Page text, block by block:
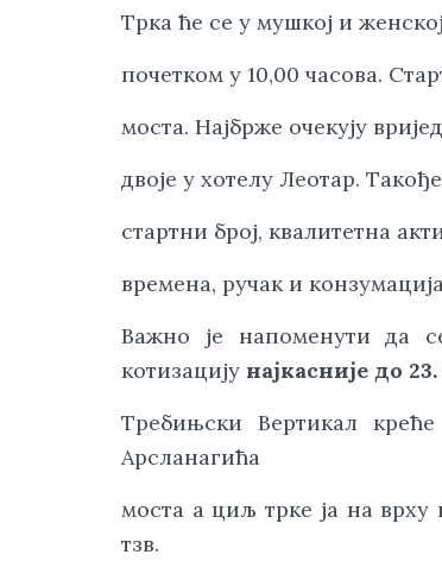
Трка ће се у мушкој и
почетком у 10,00 часова.
моста. Најбрже очекују
двоје у хотелу Леотар.
стартни број, квалитетна
времена, ручак и
Важно је напоменути да
котизацију најкасније до
Требињски Вертикал
Арсланагића
моста а циљ трке ја на
тзв.